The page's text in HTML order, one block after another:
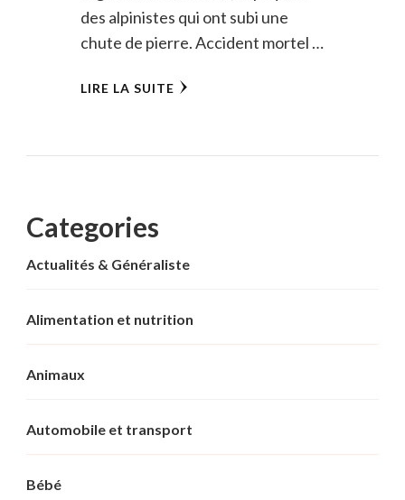
des alpinistes qui ont subi une
chute de pierre. Accident mortel …
LIRE LA SUITE
Categories
Actualités & Généraliste
Alimentation et nutrition
Animaux
Automobile et transport
Bébé